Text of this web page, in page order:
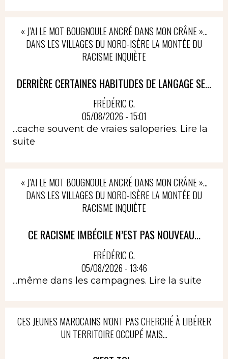
« J’AI LE MOT BOUGNOULE ANCRÉ DANS MON CRÂNE »…
DANS LES VILLAGES DU NORD-ISÈRE LA MONTÉE DU
RACISME INQUIÈTE
DERRIÈRE CERTAINES HABITUDES DE LANGAGE SE...
FRÉDÉRIC C.
05/08/2026 - 15:01
...cache souvent de vraies saloperies. Lire la
suite
« J’AI LE MOT BOUGNOULE ANCRÉ DANS MON CRÂNE »…
DANS LES VILLAGES DU NORD-ISÈRE LA MONTÉE DU
RACISME INQUIÈTE
CE RACISME IMBÉCILE N’EST PAS NOUVEAU...
FRÉDÉRIC C.
05/08/2026 - 13:46
...même dans les campagnes. Lire la suite
CES JEUNES MAROCAINS N'ONT PAS CHERCHÉ À LIBÉRER
UN TERRITOIRE OCCUPÉ MAIS...